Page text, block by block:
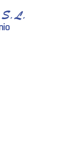
S.L.